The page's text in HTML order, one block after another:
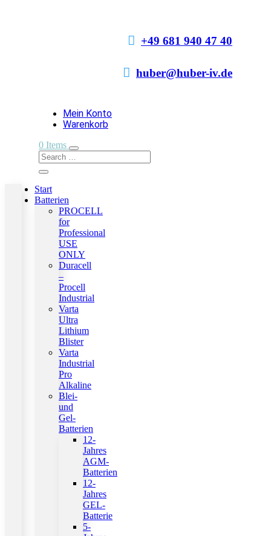
 +49 681 940 47 40
 huber@huber-iv.de
Mein Konto
Warenkorb
0 Items
Start
Batterien
PROCELL
for
Professional
USE
ONLY
Duracell
–
Procell
Industrial
Varta
Ultra
Lithium
Blister
Varta
Industrial
Pro
Alkaline
Blei-
und
Gel-
Batterien
12-
Jahres
AGM-
Batterien
12-
Jahres
GEL-
Batterie
5-